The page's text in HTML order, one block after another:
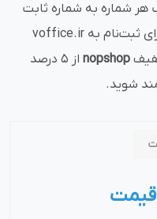
هر شماره به شماره ثابت
یا موبایل مربوطه وصل شوند. برای ثبت‌نام به voffice.ir
nopshop
از ۵ درصد
شوید.